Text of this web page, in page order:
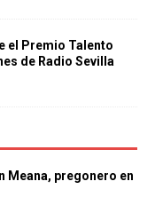
el Premio Talento
de Radio Sevilla
Meana, pregonero en